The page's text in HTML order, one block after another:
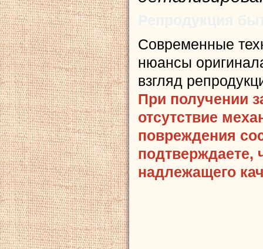
Современные
нюансы
взгляд
При получении
отсутствие
повреждения
подтверждаете,
надлежащего